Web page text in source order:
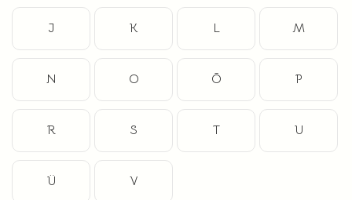
J K L M
N O Õ P
R S T U
Ü V